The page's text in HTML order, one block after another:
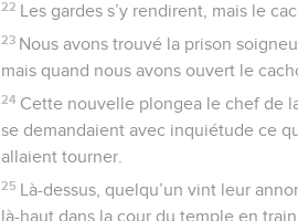
22 Les gardes s’y rendirent, mais le
23 Nous avons trouvé la prison
mais quand nous avons ouvert le
24 Cette nouvelle plongea le chef de
se demandaient avec inquiétude ce
allaient tourner.
25 Là-dessus, quelqu’un vint leur
là-haut dans la cour du temple en